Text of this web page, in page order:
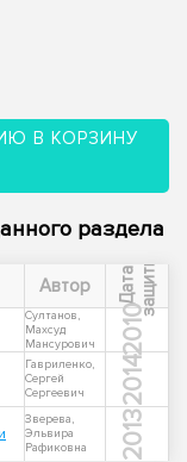
В КОРЗИНУ
раздела
Автор Д
а
т
а
з
а
щ
и
ты
Султанов,
Махсуд
Мансурович
2010
Гавриленко,
Сергей
Сергеевич
2014
Зверева,
Эльвира
Рафиковна
2013